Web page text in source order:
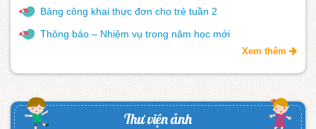
Bảng công khai thực đơn cho trẻ tuần 2
Thông báo – Nhiệm vụ trong năm học mới
Xem thêm
Thư viện ảnh